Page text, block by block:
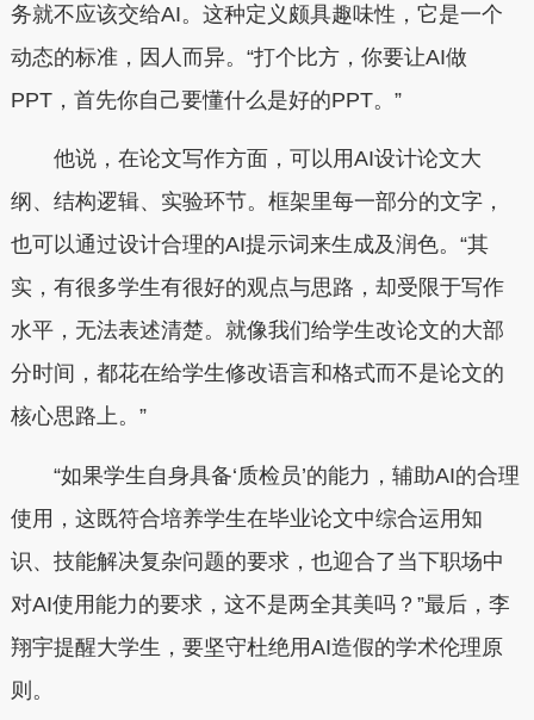
务就不应该交给AI。这种定义颇具趣味性，它是一个
动态的标准，因人而异。“打个比方，你要让AI做
PPT，首先你自己要懂什么是好的PPT。”
他说，在论文写作方面，可以用AI设计论文大
纲、结构逻辑、实验环节。框架里每一部分的文字，
也可以通过设计合理的AI提示词来生成及润色。“其
实，有很多学生有很好的观点与思路，却受限于写作
水平，无法表述清楚。就像我们给学生改论文的大部
分时间，都花在给学生修改语言和格式而不是论文的
核心思路上。”
“如果学生自身具备‘质检员’的能力，辅助AI的合理
使用，这既符合培养学生在毕业论文中综合运用知
识、技能解决复杂问题的要求，也迎合了当下职场中
对AI使用能力的要求，这不是两全其美吗？”最后，李
翔宇提醒大学生，要坚守杜绝用AI造假的学术伦理原
则。